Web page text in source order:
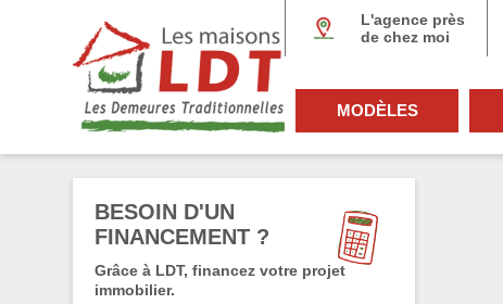
L'agence près
de chez moi
MODÈLES
BESOIN D'UN
FINANCEMENT ?
Grâce à LDT, financez votre projet
immobilier.